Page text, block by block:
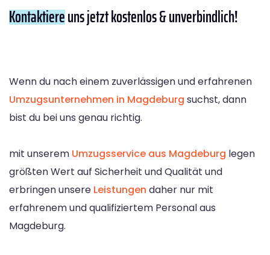
Kontaktiereuns jetzt kostenlos & unverbindlich!
Wenn du nach einem zuverlässigen und erfahrenen
Umzugsunternehmen in Magdeburg suchst, dann
bist du bei uns genau richtig.
mit unserem Umzugsservice aus Magdeburg legen
größten Wert auf Sicherheit und Qualität und
erbringen unsere Leistungen daher nur mit
erfahrenem und qualifiziertem Personal aus
Magdeburg.